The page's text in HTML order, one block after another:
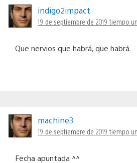
indigo2impact
19 de septiembre de 2019 tiempo
Que nervios que habrá, que habrá.
machine3
19 de septiembre de 2019 tiempo
Fecha apuntada ^^